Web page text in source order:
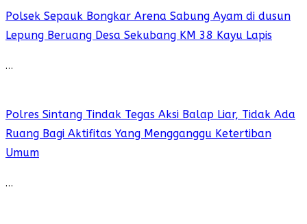
Polsek Sepauk Bongkar Arena Sabung Ayam di dusun
Lepung Beruang Desa Sekubang KM 38 Kayu Lapis
…
Polres Sintang Tindak Tegas Aksi Balap Liar, Tidak Ada
Ruang Bagi Aktifitas Yang Mengganggu Ketertiban
Umum
…